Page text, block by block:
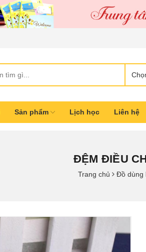
Sản phẩm Lịch học Liên hệ
ĐỆM ĐIỀU
Trang chủ Đồ dùng